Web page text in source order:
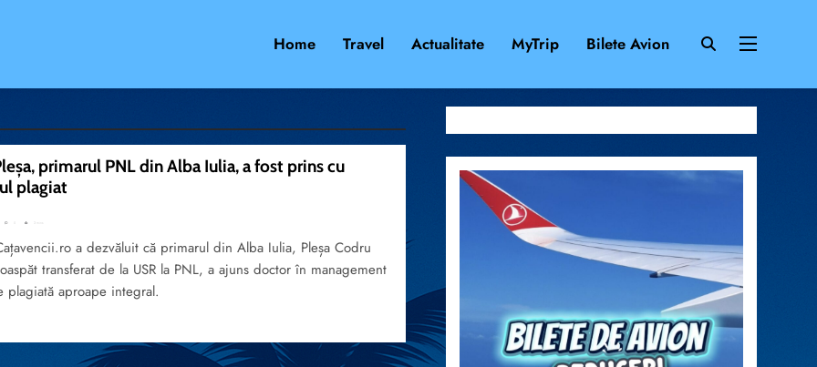
Home Travel Actualitate MyTrip Bilete Avion
primarul PNL din Alba Iulia, a fost prins cu
plagiat
a dezvăluit că primarul din Alba Iulia, Pleșa Codru
transferat de la USR la PNL, a ajuns doctor în management
plagiată aproape integral.